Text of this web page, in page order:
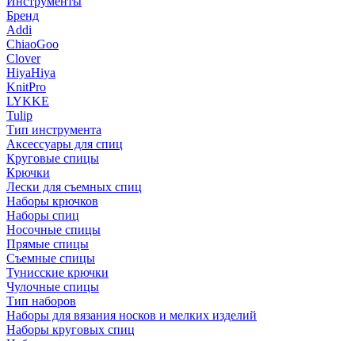
Бренд
Addi
ChiaoGoo
Clover
HiyaHiya
KnitPro
LYKKE
Tulip
Тип инструмента
Аксессуары для спиц
Круговые спицы
Крючки
Лески для съемных спиц
Наборы крючков
Наборы спиц
Носочные спицы
Прямые спицы
Съемные спицы
Тунисские крючки
Чулочные спицы
Тип наборов
Наборы для вязания носков и мелких изделий
Наборы круговых спиц